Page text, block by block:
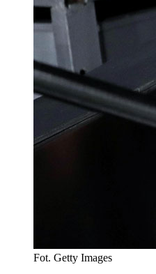
Fot. Getty Images